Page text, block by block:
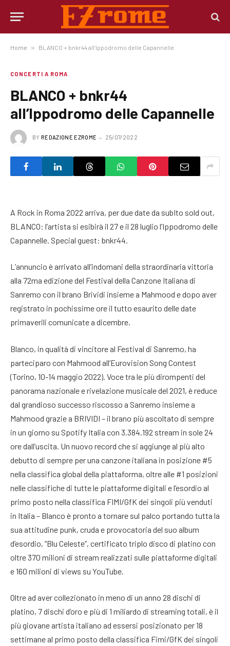
Home » BLANCO + bnkr44 all’Ippodromo delle Capannelle
CONCERTI A ROMA
BLANCO + bnkr44
all’Ippodromo delle Capannelle
BY REDAZIONE EZROME 25/07/2022
A Rock in Roma 2022 arriva, per due date da subIto sold out,
BLANCO: l’artista si esibirà il 27 e il 28 luglio l’Ippodromo delle
Capannelle. Special guest: bnkr44.
L’annuncio è arrivato all’indomani della straordinaria vittoria
alla 72ma edizione del Festival della Canzone Italiana di
Sanremo con il brano Brividi insieme a Mahmood e dopo aver
registrato in pochissime ore il tutto esaurito delle date
primaverili comunicate a dicembre.
Blanco, in qualità di vincitore al Festival di Sanremo, ha
parteciparo con Mahmood all’Eurovision Song Contest
(Torino, 10-14 maggio 2022). Voce tra le più dirompenti del
panorama nazionale e rivelazione musicale del 2021, è reduce
dal grandioso successo riscosso a Sanremo insieme a
Mahmood grazie a BRIVIDI – il brano più ascoltato di sempre
in un giorno su Spotify Italia con 3.384.192 stream in sole 24
ore dall’uscita. Un nuovo record che si aggiunge al più alto
debutto di sempre per una canzone italiana in posizione #5
nella classifica global della piattaforma, oltre alle #1 posizioni
nelle classifiche di tutte le piattaforme digitali e l’esordio al
primo posto nella classifica FIMI/GfK dei singoli più venduti
in Italia – Blanco è pronto a tornare sul palco portando tutta la
sua attitudine punk, cruda e provocatoria del suo album
d’esordio, “Blu Celeste”, certificato triplo disco di platino con
oltre 370 milioni di stream realizzati sulle piattaforme digitali
e 160 milioni di views su YouTube.
Oltre ad aver collezionato in meno di un anno 28 dischi di
platino, 7 dischi d’oro e più di 1 miliardo di streaming totali, è il
più giovane artista italiano ad essersi posizionato per 18
settimane al primo posto della classifica Fimi/GfK dei singoli